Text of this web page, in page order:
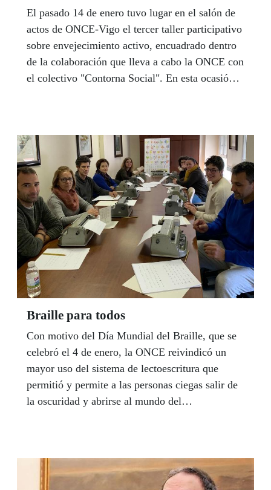
El pasado 14 de enero tuvo lugar en el salón de
actos de ONCE-Vigo el tercer taller participativo
sobre envejecimiento activo, encuadrado dentro
de la colaboración que lleva a cabo la ONCE con
el colectivo "Contorna Social". En esta ocasión
desarraigo y la soledad son los grandes enemigos
de los mayores en la sociedad actual. Sobre este
problema y las posibles soluciones habló Laura
Carballa, responsable dela ONG "Grandes
Amigos" .
Braille para todos
Con motivo del Día Mundial del Braille, que se
celebró el 4 de enero, la ONCE reivindicó un
mayor uso del sistema de lectoescritura que
permitió y permite a las personas ciegas salir de
la oscuridad y abrirse al mundo del
utilizar el Braille de forma más activa en bienes
y servicios de manera que sean accesibles y